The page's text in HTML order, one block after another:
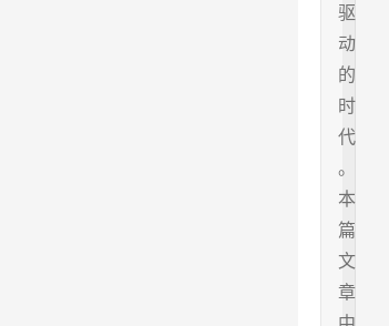
驱
动
的
时
代
。
本
篇
文
章